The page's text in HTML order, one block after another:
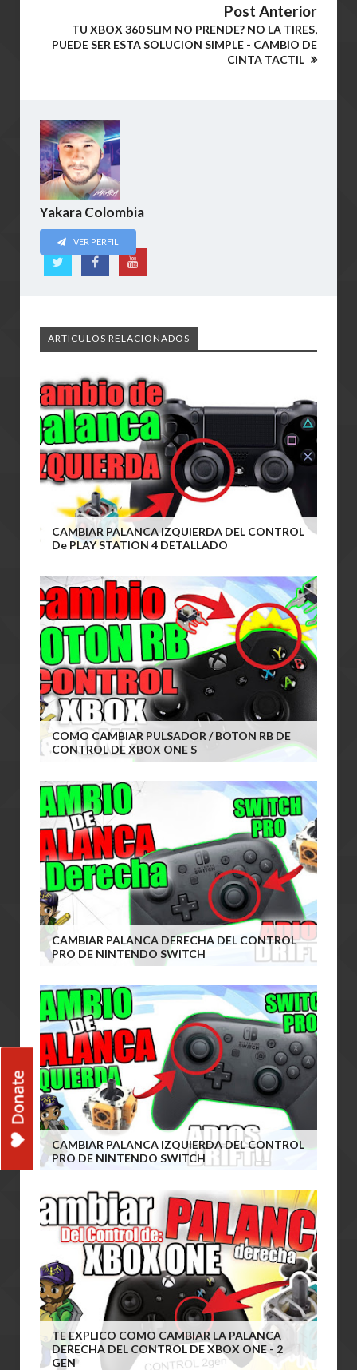
Post Anterior
TU XBOX 360 SLIM NO PRENDE? NO LA TIRES,
PUEDE SER ESTA SOLUCION SIMPLE - CAMBIO DE
CINTA TACTIL
Yakara Colombia
VER PERFIL
ARTICULOS RELACIONADOS
CAMBIAR PALANCA IZQUIERDA DEL CONTROL
De PLAY STATION 4 DETALLADO
COMO CAMBIAR PULSADOR / BOTON RB DE
CONTROL DE XBOX ONE S
CAMBIAR PALANCA DERECHA DEL CONTROL
PRO DE NINTENDO SWITCH
CAMBIAR PALANCA IZQUIERDA DEL CONTROL
PRO DE NINTENDO SWITCH
TE EXPLICO COMO CAMBIAR LA PALANCA
DERECHA DEL CONTROL DE XBOX ONE - 2
GEN